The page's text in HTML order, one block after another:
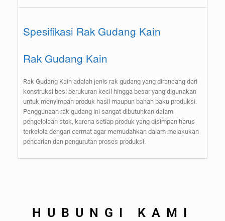
Spesifikasi Rak Gudang Kain
Rak Gudang Kain
Rak Gudang Kain adalah jenis rak gudang yang dirancang dari
konstruksi besi berukuran kecil hingga besar yang digunakan
untuk menyimpan produk hasil maupun bahan baku produksi.
Penggunaan rak gudang ini sangat dibutuhkan dalam
pengelolaan stok, karena setiap produk yang disimpan harus
terkelola dengan cermat agar memudahkan dalam melakukan
pencarian dan pengurutan proses produksi.
HUBUNGI KAMI